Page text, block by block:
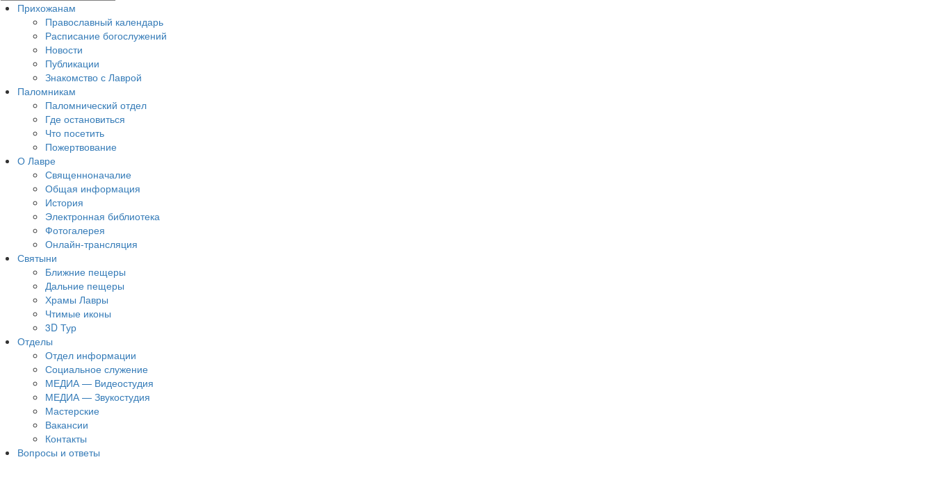
Прихожанам
Православный календарь
Расписание богослужений
Новости
Публикации
Знакомство с Лаврой
Паломникам
Паломнический отдел
Где остановиться
Что посетить
Пожертвование
О Лавре
Священноначалие
Общая информация
История
Электронная библиотека
Фотогалерея
Онлайн-трансляция
Святыни
Ближние пещеры
Дальние пещеры
Храмы Лавры
Чтимые иконы
3D Тур
Отделы
Отдел информации
Социальное служение
МЕДИА — Видеостудия
МЕДИА — Звукостудия
Мастерские
Вакансии
Контакты
Вопросы и ответы